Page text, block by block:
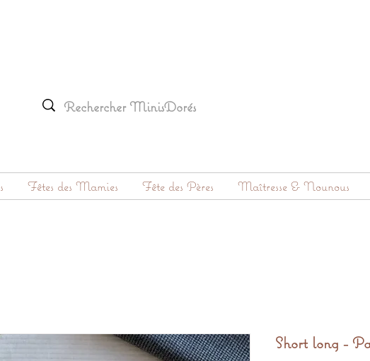
Fêtes des Mamies Fête des Pères Maîtresse & Nounous
Short long -